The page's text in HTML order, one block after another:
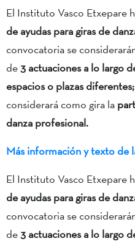
El Instituto Vasco Etxepare
de ayudas para giras de
convocatoria se
de3 actuaciones a lo largo
espacios o plazas diferentes;
considerará como gira la
danza profesional.
Más información y texto de
El Instituto Vasco Etxepare
de ayudas para giras de
convocatoria se
de3 actuaciones a lo largo